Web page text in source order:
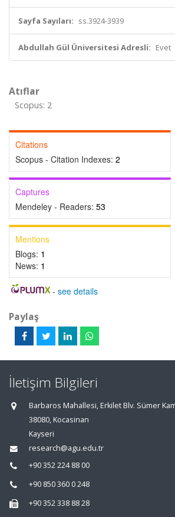
Sayfa Sayıları: ss.3924-3939
Abdullah Gül Üniversitesi Adresli: Evet
Atıflar
Scopus: 2
Citations
Scopus - Citation Indexes: 2
Captures
Mendeley - Readers: 53
Mentions
Blogs: 1
News: 1
- see details
Paylaş
İletişim Bilgileri
Barbaros Mahallesi, Erkilet Blv. Sümer
38080, Kocasinan
Kayseri
research@agu.edu.tr
+90 352 224 88 00
+90 850 360 0 248
+90 352 338 88 28